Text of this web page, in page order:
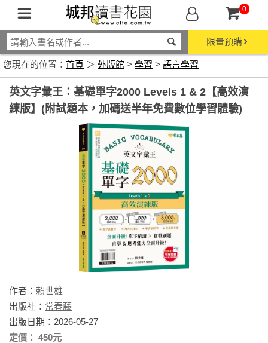
0
限量預購
您現在的位置： 首頁 ＞ 外版館 > 學習 > 語言學習
英文字彙王：基礎單字2000 Levels 1 & 2【高效演
練版】(附試題本，加碼送半年免費數位學習體驗)
作者： 賴世雄
出版社： 常春藤
出版日期：2026-05-27
定價： 450元